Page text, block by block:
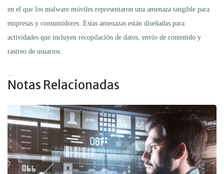
en el que los malware móviles representaron una amenaza tangible para
empresas y consumidores. Estas amenazas están diseñadas para
actividades que incluyen recopilación de datos, envío de contenido y
rastreo de usuarios.
Notas Relacionadas